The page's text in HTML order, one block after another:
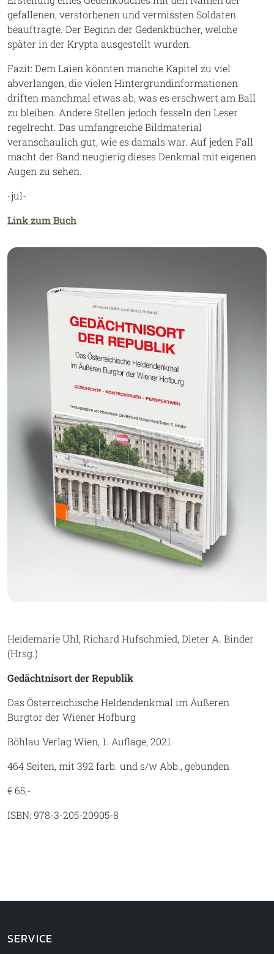
gefallenen, verstorbenen und vermissten Soldaten
beauftragte. Der Beginn der Gedenkbücher, welche
später in der Krypta ausgestellt wurden.
Fazit: Dem Laien könnten manche Kapitel zu viel
abverlangen, die vielen Hintergrundinformationen
driften manchmal etwas ab, was es erschwert am Ball
zu bleiben. Andere Stellen jedoch fesseln den Leser
regelrecht. Das umfangreiche Bildmaterial
veranschaulich gut, wie es damals war. Auf jeden Fall
macht der Band neugierig dieses Denkmal mit eigenen
Augen zu sehen.
-jul-
Link zum Buch
Heidemarie Uhl, Richard Hufschmied, Dieter A. Binder
(Hrsg.)
Gedächtnisort der Republik
Das Österreichische Heldendenkmal im Äußeren
Burgtor der Wiener Hofburg
Böhlau Verlag Wien, 1. Auflage, 2021
464 Seiten, mit 392 farb. und s/w Abb., gebunden
€ 65,-
ISBN: 978-3-205-20905-8
SERVICE